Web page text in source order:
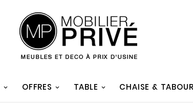
OFFRES TABLE CHAISE &